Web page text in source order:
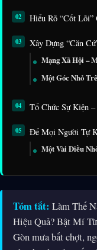
Hiểu Rõ “Cốt Lõi”
Xây Dựng “Căn
Mạng Xã Hội –
Một Góc Nhỏ
Tổ Chức Sự Kiện
Để Mọi Người Tự
Một Vài Điều
Tóm tắt: Làm Thế
Hiệu Quả? Bật Mí
Gòn mưa bất chợt,